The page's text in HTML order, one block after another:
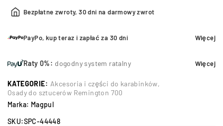
Bezpłatne zwroty, 30 dni na darmowy zwrot
PayPo, kup teraz i zapłać za 30 dni Więcej
Raty 0%: dogodny system ratalny Więcej
KATEGORIE: Akcesoria i części do karabinków,
Osady do sztucerów Remington 700
Marka: Magpul
SKU:SPC-44448